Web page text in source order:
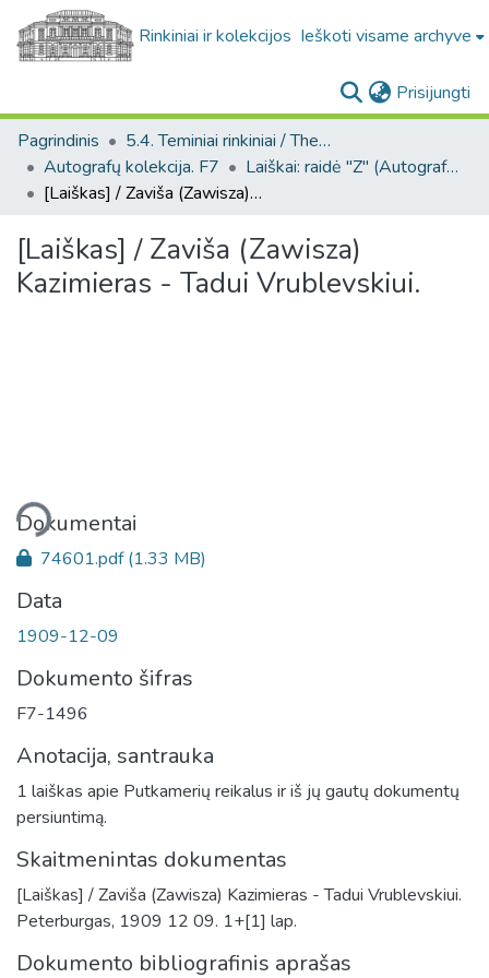
Rinkiniai ir kolekcijos Ieškoti visame archyve
Prisijungti
Pagrindinis
5.4. Teminiai rinkiniai / Thematic collections
Autografų kolekcija. F7
Laiškai: raidė "Z" (Autografų kolekcija. F7)
[Laiškas] / Zaviša (Zawisza) Kazimieras - Tadui Vrublevskiui.
[Laiškas] / Zaviša (Zawisza)
Kazimieras - Tadui Vrublevskiui.
Dokumentai
74601.pdf(1.33 MB)
Data
1909-12-09
Dokumento šifras
F7-1496
Anotacija, santrauka
1 laiškas apie Putkamerių reikalus ir iš jų gautų dokumentų
persiuntimą.
Skaitmenintas dokumentas
[Laiškas] / Zaviša (Zawisza) Kazimieras - Tadui Vrublevskiui.
Peterburgas, 1909 12 09. 1+[1] lap.
Dokumento bibliografinis aprašas